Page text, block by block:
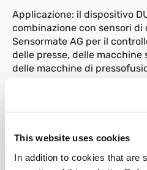
This website uses cookies
In addition to cookies that are
Applicazione: il dispositivo
combinazione con sensori
Sensormate AG per il
delle presse, delle macchine
delle macchine di
Ideale per il retrofit su
01 Descrizione